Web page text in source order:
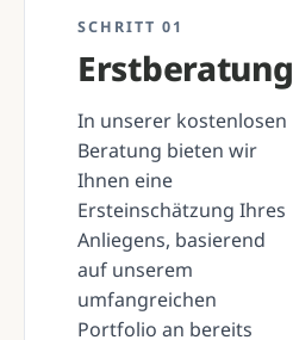
SCHRITT 01
Erstberatung
In unserer kostenlosen
Beratung bieten wir
Ihnen eine
Ersteinschätzung Ihres
Anliegens, basierend
auf unserem
umfangreichen
Portfolio an bereits